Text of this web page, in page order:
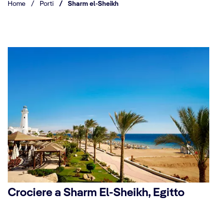
Home / Porti / Sharm el-Sheikh
Crociere a Sharm El-Sheikh, Egitto